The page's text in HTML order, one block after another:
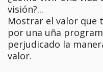
visión?...
Mostrar el valor que
por una uña
perjudicado la
valor.